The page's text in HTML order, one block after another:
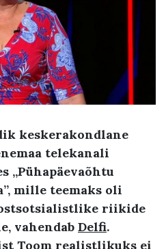
keskerakondlane
telekanali
„Pühapäevaõhtu
mille teemaks oli
riikide
vahendab Delfi.
Toom realistlikuks ei